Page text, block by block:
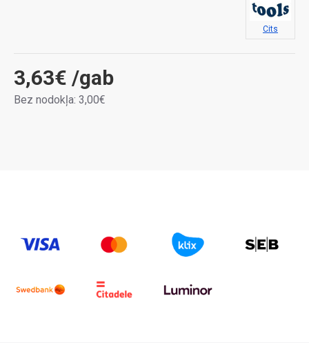
3,63€ /gab
Bez nodokļa: 3,00€
Cits